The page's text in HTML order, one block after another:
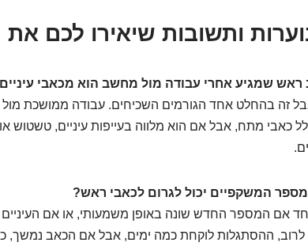
ותשובות שיאירו לכם
שמגיע אחרי עבודה מול מחשב הוא מכאבי
זה בהחלט אחד הגורמים השכיחים. עבודה ממושכת מול
כאבי מתח, אבל אם הוא מלווה בעייפות עיניים, טשטוש
המשקפיים יכול לגרום לכאבי ראש?
אם המספר החדש שונה באופן משמעותי, או אם
לרוב, ההסתגלות לוקחת כמה ימים, אבל אם הכאב נמשך,